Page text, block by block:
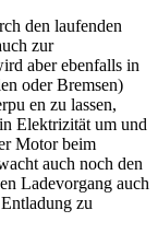
den laufenden
zur
aber ebenfalls in
oder Bremsen)
en zu lassen,
Elektrizität um und
Motor beim
auch noch den
Ladevorgang auch
zu